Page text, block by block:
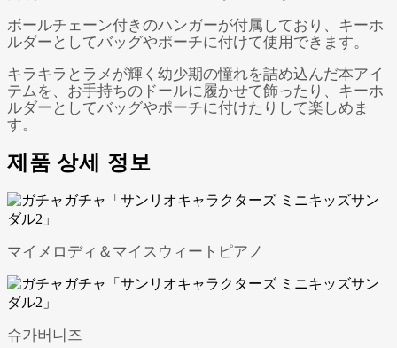
ボールチェーン付きのハンガーが付属しており、キーホ
ルダーとしてバッグやポーチに付けて使用できます。
キラキラとラメが輝く幼少期の憧れを詰め込んだ本アイ
テムを、お手持ちのドールに履かせて飾ったり、キーホ
ルダーとしてバッグやポーチに付けたりして楽しめま
す。
제품 상세 정보
マイメロディ＆マイスウィートピアノ
슈가버니즈